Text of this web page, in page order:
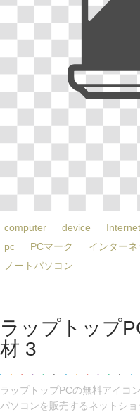
computer device Internet
pc
PCマーク インターネ
ノートパソコン
ラップトップ
材 3
ラップトップPCの無料アイコ
パソコンを販売するネットシ